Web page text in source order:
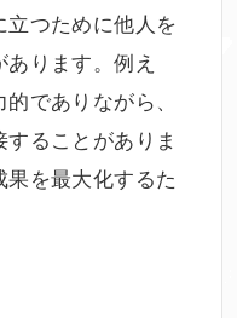
つために他人を
ります。例え
でありながら、
ることがありま
を最大化するた